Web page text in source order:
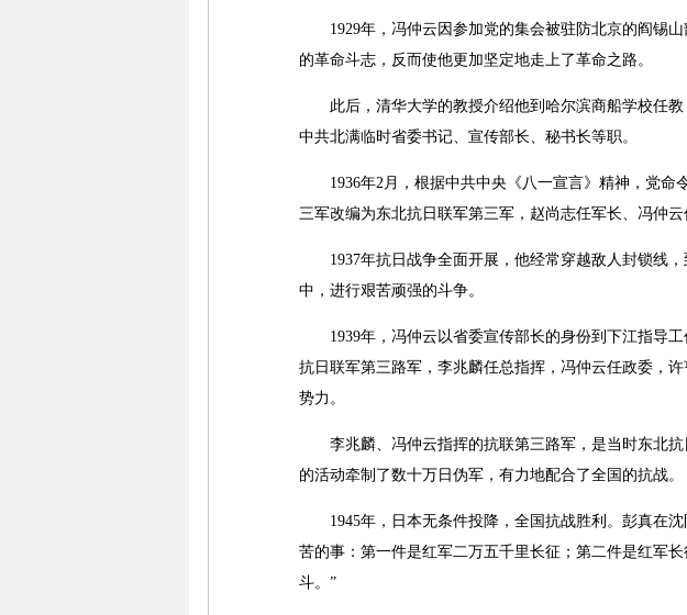
1929年，冯仲云因参加党的集会被驻防北京的阎锡山
的革命斗志，反而使他更加坚定地走上了革命之路。
此后，清华大学的教授介绍他到哈尔滨商船学校任教
中共北满临时省委书记、宣传部长、秘书长等职。
1936年2月，根据中共中央《八一宣言》精神，党命
三军改编为东北抗日联军第三军，赵尚志任军长、冯仲云
1937年抗日战争全面开展，他经常穿越敌人封锁线，
中，进行艰苦顽强的斗争。
1939年，冯仲云以省委宣传部长的身份到下江指导工
抗日联军第三路军，李兆麟任总指挥，冯仲云任政委，
势力。
李兆麟、冯仲云指挥的抗联第三路军，是当时东北抗
的活动牵制了数十万日伪军，有力地配合了全国的抗战。
1945年，日本无条件投降，全国抗战胜利。彭真在沈
苦的事：第一件是红军二万五千里长征；第二件是红军
斗。”